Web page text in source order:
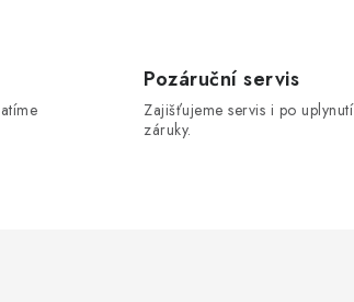
Pozáruční servis
Zajišťujeme servis i po uplynutí
záruky.